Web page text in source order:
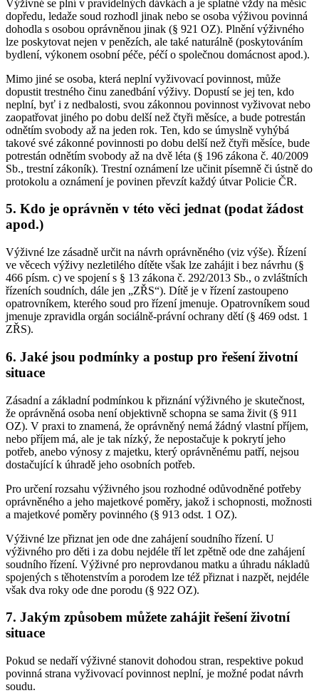
Výživné se plní v pravidelných dávkách a je splatné vždy na měsíc
dopředu, ledaže soud rozhodl jinak nebo se osoba výživou povinná
dohodla s osobou oprávněnou jinak (§ 921 OZ). Plnění výživného
lze poskytovat nejen v penězích, ale také naturálně (poskytováním
bydlení, výkonem osobní péče, péčí o společnou domácnost apod.).
Mimo jiné se osoba, která neplní vyživovací povinnost, může
dopustit trestného činu zanedbání výživy. Dopustí se jej ten, kdo
neplní, byť i z nedbalosti, svou zákonnou povinnost vyživovat nebo
zaopatřovat jiného po dobu delší než čtyři měsíce, a bude potrestán
odnětím svobody až na jeden rok. Ten, kdo se úmyslně vyhýbá
takové své zákonné povinnosti po dobu delší než čtyři měsíce, bude
potrestán odnětím svobody až na dvě léta (§ 196 zákona č. 40/2009
Sb., trestní zákoník). Trestní oznámení lze učinit písemně či ústně do
protokolu a oznámení je povinen převzít každý útvar Policie ČR.
5. Kdo je oprávněn v této věci jednat (podat žádost
apod.)
Výživné lze zásadně určit na návrh oprávněného (viz výše). Řízení
ve věcech výživy nezletilého dítěte však lze zahájit i bez návrhu (§
466 písm. c) ve spojení s § 13 zákona č. 292/2013 Sb., o zvláštních
řízeních soudních, dále jen „ZŘS“). Dítě je v řízení zastoupeno
opatrovníkem, kterého soud pro řízení jmenuje. Opatrovníkem soud
jmenuje zpravidla orgán sociálně-právní ochrany dětí (§ 469 odst. 1
ZŘS).
6. Jaké jsou podmínky a postup pro řešení životní
situace
Zásadní a základní podmínkou k přiznání výživného je skutečnost,
že oprávněná osoba není objektivně schopna se sama živit (§ 911
OZ). V praxi to znamená, že oprávněný nemá žádný vlastní příjem,
nebo příjem má, ale je tak nízký, že nepostačuje k pokrytí jeho
potřeb, anebo výnosy z majetku, který oprávněnému patří, nejsou
dostačující k úhradě jeho osobních potřeb.
Pro určení rozsahu výživného jsou rozhodné odůvodněné potřeby
oprávněného a jeho majetkové poměry, jakož i schopnosti, možnosti
a majetkové poměry povinného (§ 913 odst. 1 OZ).
Výživné lze přiznat jen ode dne zahájení soudního řízení. U
výživného pro děti i za dobu nejdéle tří let zpětně ode dne zahájení
soudního řízení. Výživné pro neprovdanou matku a úhradu nákladů
spojených s těhotenstvím a porodem lze též přiznat i nazpět, nejdéle
však dva roky ode dne porodu (§ 922 OZ).
7. Jakým způsobem můžete zahájit řešení životní
situace
Pokud se nedaří výživné stanovit dohodou stran, respektive pokud
povinná strana vyživovací povinnost neplní, je možné podat návrh
soudu.